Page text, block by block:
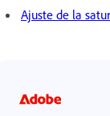
Ajuste de la